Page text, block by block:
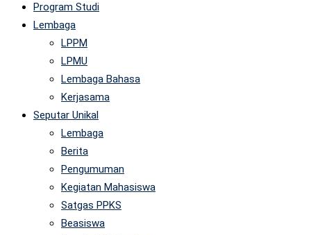
Program Studi
Lembaga
LPPM
LPMU
Lembaga Bahasa
Kerjasama
Seputar Unikal
Lembaga
Berita
Pengumuman
Kegiatan Mahasiswa
Satgas PPKS
Beasiswa